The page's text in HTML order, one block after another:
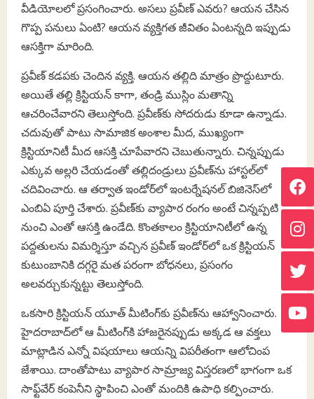
వీడియోలలో ప్రసంగించారు. అసలు ప్రవీణ్ ఎవరు? ఆయన చేసిన
గొప్ప పనులు ఏంటి? ఆయన వ్యక్తిగత జీవితం ఏంటన్నది ఇప్పుడు
ఆసక్తిగా మారింది.
ప్రవీణ్ కడపకు చెందిన వ్యక్తి. ఆయన తల్లిది మాత్రం ప్రొద్దుటూరు.
అయితే తల్లి క్రిస్టియన్ కాగా, తండ్రి ముస్లిం మతాన్ని
ఆచరించేవారని తెలుస్తోంది. ప్రవీణ్‌కు సోదరుడు కూడా ఉన్నాడు.
చదువుతో పాటు సామాజిక అంశాల మీద, ముఖ్యంగా
క్రిస్టియానిటీ మీద ఆసక్తి చూపేవారని చెబుతున్నారు. చిన్నప్పుడు
ఎక్కువ అల్లరి చేయడంతో తల్లిదండ్రులు ప్రవీణ్‌ను హాస్టల్‌లో
చదివించారు. ఆ తర్వాత ఇండోర్‌లో ఇంటర్నేషనల్ బిజినెస్‌లో
ఎంబిఏ పూర్తి చేశారు. ప్రవీణ్‌కు వ్యాపార రంగం అంటే చిన్నప్పటి
నుంచి ఎంతో ఆసక్తి ఉండేది. కొంతకాలం క్రిస్టియానిటీలో ఉన్న
పద్దతులను విమర్శిస్తూ వచ్చిన ప్రవీణ్ ఇండోర్‌లో ఒక క్రిస్టియన్
కుటుంబానికి దగ్గరై మత పరంగా బోధనలు, ప్రసంగం
అలవర్చుకున్నట్టు తెలుస్తోంది.
ఒకసారి క్రిస్టియన్ యూత్ మీటింగ్‌కు ప్రవీణ్‌ను ఆహ్వానించారు.
హైదరాబాద్‌లో ఆ మీటింగ్‌కి హాజరైనప్పుడు అక్కడ ఆ వక్తలు
మాట్లాడిన ఎన్నో విషయాలు ఆయన్ని విపరీతంగా ఆలోచింప
జేశాయి. దాంతోపాటు వ్యాపార సామ్రాజ్య విస్తరణలో భాగంగా ఒక
సాఫ్ట్‌వేర్ కంపెనీని స్థాపించి ఎంతో మందికి ఉపాధి కల్పించారు.